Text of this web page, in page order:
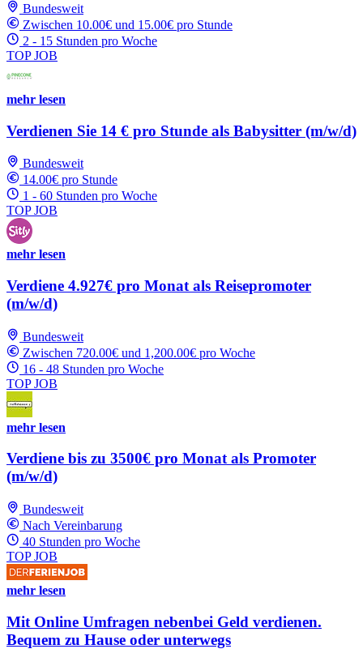
Bundesweit
Zwischen 10.00€ und 15.00€ pro Stunde
2 - 15 Stunden pro Woche
TOP JOB
mehr lesen
Verdienen Sie 14 € pro Stunde als Babysitter (m/w/d)
Bundesweit
14.00€ pro Stunde
1 - 60 Stunden pro Woche
TOP JOB
mehr lesen
Verdiene 4.927€ pro Monat als Reisepromoter
(m/w/d)
Bundesweit
Zwischen 720.00€ und 1,200.00€ pro Woche
16 - 48 Stunden pro Woche
TOP JOB
mehr lesen
Verdiene bis zu 3500€ pro Monat als Promoter
(m/w/d)
Bundesweit
Nach Vereinbarung
40 Stunden pro Woche
TOP JOB
mehr lesen
Mit Online Umfragen nebenbei Geld verdienen.
Bequem zu Hause oder unterwegs